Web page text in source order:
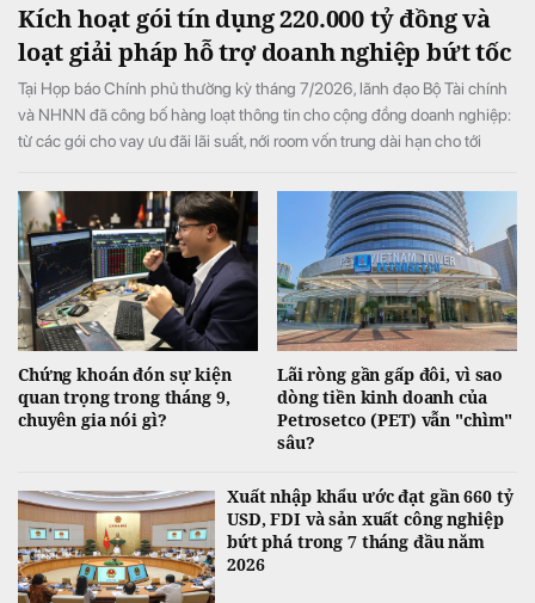
Kích hoạt gói tín dụng 220.000 tỷ đồng và
loạt giải pháp hỗ trợ doanh nghiệp bứt tốc
Tại Họp báo Chính phủ thường kỳ tháng 7/2026, lãnh đạo Bộ Tài chính
và NHNN đã công bố hàng loạt thông tin cho cộng đồng doanh nghiệp:
từ các gói cho vay ưu đãi lãi suất, nới room vốn trung dài hạn cho tới
tế.
Chứng khoán đón sự kiện
quan trọng trong tháng 9,
chuyên gia nói gì?
Lãi ròng gần gấp đôi, vì sao
dòng tiền kinh doanh của
Petrosetco (PET) vẫn "chìm"
sâu?
Xuất nhập khẩu ước đạt gần 660 tỷ
USD, FDI và sản xuất công nghiệp
bứt phá trong 7 tháng đầu năm
2026